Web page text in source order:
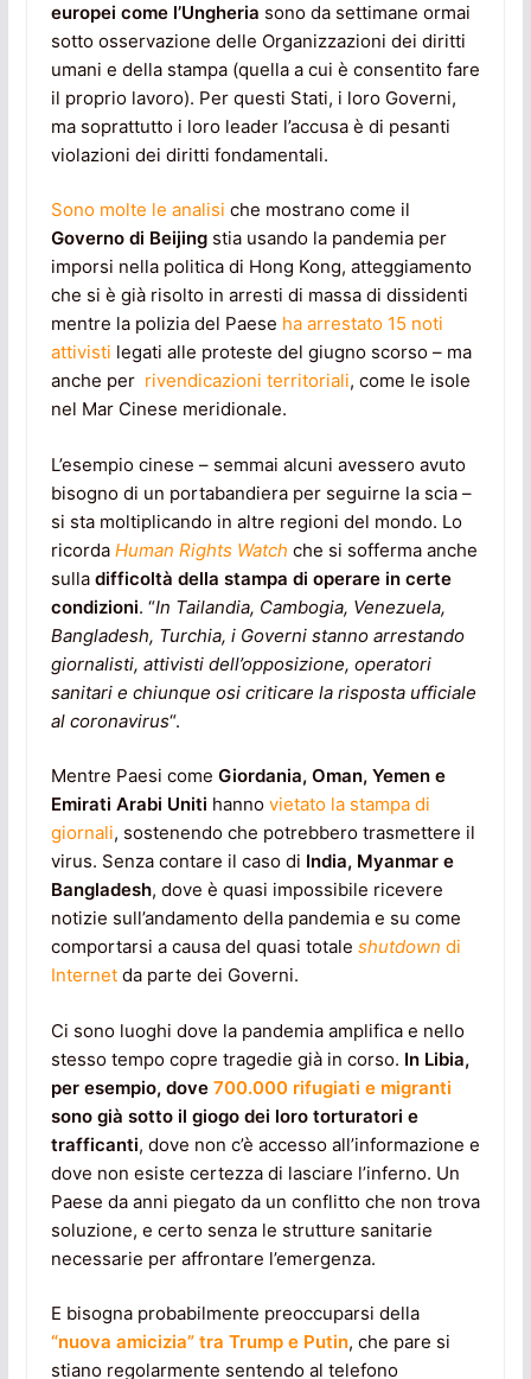
europei come l’Ungheria sono da settimane ormai
sotto osservazione delle Organizzazioni dei diritti
umani e della stampa (quella a cui è consentito fare
il proprio lavoro). Per questi Stati, i loro Governi,
ma soprattutto i loro leader l’accusa è di pesanti
violazioni dei diritti fondamentali.
Sono molte le analisi che mostrano come il
Governo di Beijingstia usando la pandemia per
imporsi nella politica di Hong Kong, atteggiamento
che si è già risolto in arresti di massa di dissidenti
mentre la polizia del Paese ha arrestato 15 noti
attivisti legati alle proteste del giugno scorso – ma
anche per rivendicazioni territoriali, come le isole
nel Mar Cinese meridionale.
L’esempio cinese – semmai alcuni avessero avuto
bisogno di un portabandiera per seguirne la scia –
si sta moltiplicando in altre regioni del mondo. Lo
ricorda Human Rights Watch che si sofferma anche
sulla difficoltà della stampa di operare in certe
condizioni. “In Tailandia, Cambogia, Venezuela,
Bangladesh, Turchia, i Governi stanno arrestando
giornalisti, attivisti dell’opposizione, operatori
sanitari e chiunque osi criticare la risposta ufficiale
al coronavirus“.
Mentre Paesi come Giordania, Oman, Yemen e
Emirati Arabi Uniti hanno vietato la stampa di
giornali, sostenendo che potrebbero trasmettere il
virus. Senza contare il caso di India, Myanmar e
Bangladesh, dove è quasi impossibile ricevere
notizie sull’andamento della pandemia e su come
comportarsi a causa del quasi totale shutdown di
Internetda parte dei Governi.
Ci sono luoghi dove la pandemia amplifica e nello
stesso tempo copre tragedie già in corso. In Libia,
per esempio, dove 700.000 rifugiati e migranti
sono già sotto il giogo dei loro torturatori e
trafficanti, dove non c’è accesso all’informazione e
dove non esiste certezza di lasciare l’inferno. Un
Paese da anni piegato da un conflitto che non trova
soluzione, e certo senza le strutture sanitarie
necessarie per affrontare l’emergenza.
E bisogna probabilmente preoccuparsi della
“nuova amicizia” tra Trump e Putin, che pare si
stiano regolarmente sentendo al telefono